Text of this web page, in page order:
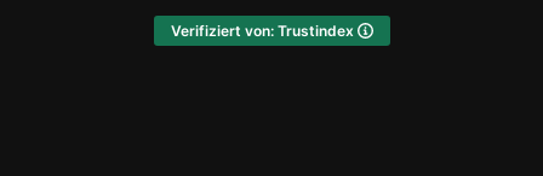
Verifiziert von: Trustindex